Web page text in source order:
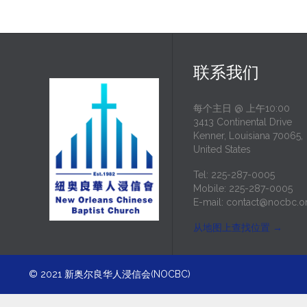
联系我们
每个主日 @ 上午10:00
3413 Continental Drive
Kenner, Louisiana 70065,
United States
Tel: 225-287-0005
Mobile: 225-287-0005
E-mail:
从地图上查找位置 →
© 2021 新奥尔良华人浸信会(NOCBC)